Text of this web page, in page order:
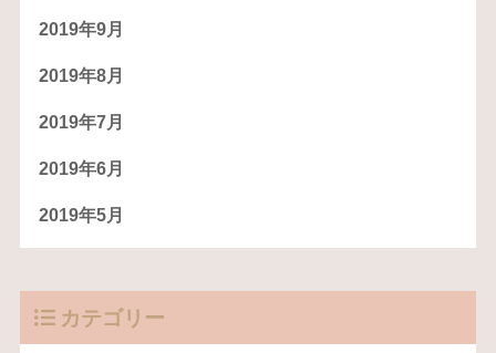
2019年9月
2019年8月
2019年7月
2019年6月
2019年5月
カテゴリー